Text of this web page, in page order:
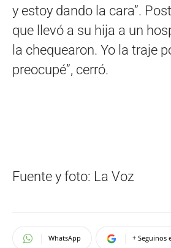
y estoy dando la cara”.
que llevó a su hija a un
la chequearon. Yo la traje
preocupé”, cerró.
Fuente y foto: La Voz
WhatsApp + Seguinos